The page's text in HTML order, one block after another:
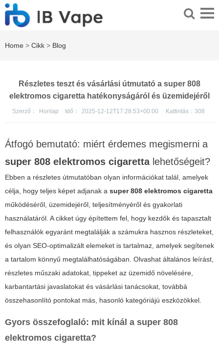
Home > Cikk > Blog
Részletes teszt és vásárlási útmutató a super 808
elektromos cigaretta hatékonyságáról és üzemidejéről
Szerző： Honlap Idő： 2025-12-12T17:28:53+00:00 Kattintás： 308
Átfogó bemutató: miért érdemes megismerni a
super 808 elektromos cigarettalehetőségeit?
Ebben a részletes útmutatóban olyan információkat talál, amelyek
célja, hogy teljes képet adjanak a super 808 elektromos cigaretta
működéséről, üzemidejéről, teljesítményéről és gyakorlati
használatáról. A cikket úgy építettem fel, hogy kezdők és tapasztalt
felhasználók egyaránt megtalálják a számukra hasznos részleteket,
és olyan SEO-optimalizált elemeket is tartalmaz, amelyek segítenek
a tartalom könnyű megtalálhatóságában. Olvashat általános leírást,
részletes műszaki adatokat, tippeket az üzemidő növelésére,
karbantartási javaslatokat és vásárlási tanácsokat, továbbá
összehasonlító pontokat más, hasonló kategóriájú eszközökkel.
Gyors összefoglaló: mit kínál a super 808
elektromos cigaretta?